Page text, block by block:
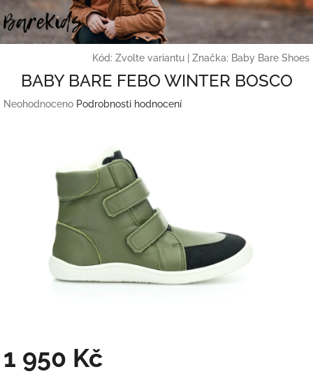
Přejít
na
obsah
Kód: Zvolte variantu Značka: Baby Bare Shoes
BABY BARE FEBO WINTER BOSCO
Průměrné
Neohodnoceno Podrobnosti hodnocení
1 950 Kč